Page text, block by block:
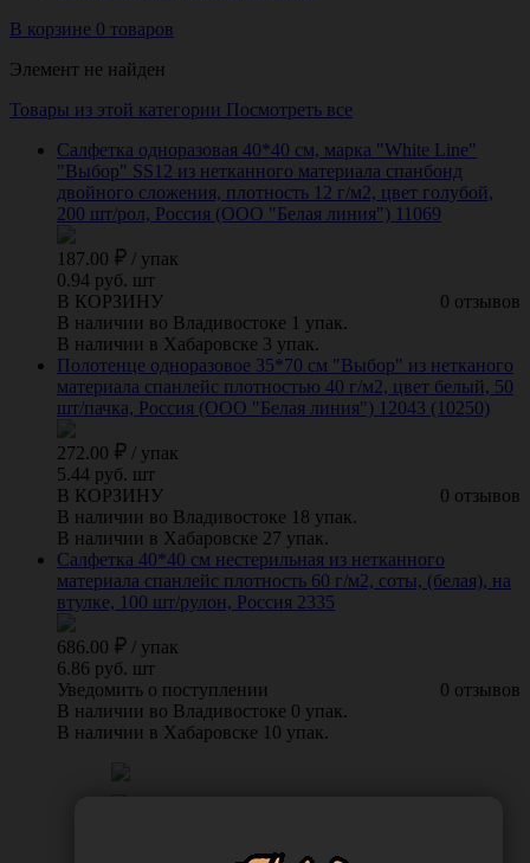
В корзине 0 товаров
Элемент не найден
Товары из этой категории Посмотреть все
Салфетка одноразовая 40*40 см, марка "White Line"
"Выбор" SS12 из нетканного материала спанбонд
двойного сложения, плотность 12 г/м2, цвет голубой,
200 шт/рол, Россия (ООО "Белая линия") 11069
187.00 / упак
0.94 руб. шт
0 отзывов
В КОРЗИНУ
В наличии во Владивостоке 1 упак.
В наличии в Хабаровске 3 упак.
Полотенце одноразовое 35*70 см "Выбор" из нетканого
материала спанлейс плотностью 40 г/м2, цвет белый, 50
шт/пачка, Россия (ООО "Белая линия") 12043 (10250)
272.00 / упак
5.44 руб. шт
0 отзывов
В КОРЗИНУ
В наличии во Владивостоке 18 упак.
В наличии в Хабаровске 27 упак.
Салфетка 40*40 см нестерильная из нетканного
материала спанлейс плотность 60 г/м2, соты, (белая), на
втулке, 100 шт/рулон, Россия 2335
686.00 / упак
6.86 руб. шт
0 отзывов
Уведомить о поступлении
В наличии во Владивостоке 0 упак.
В наличии в Хабаровске 10 упак.